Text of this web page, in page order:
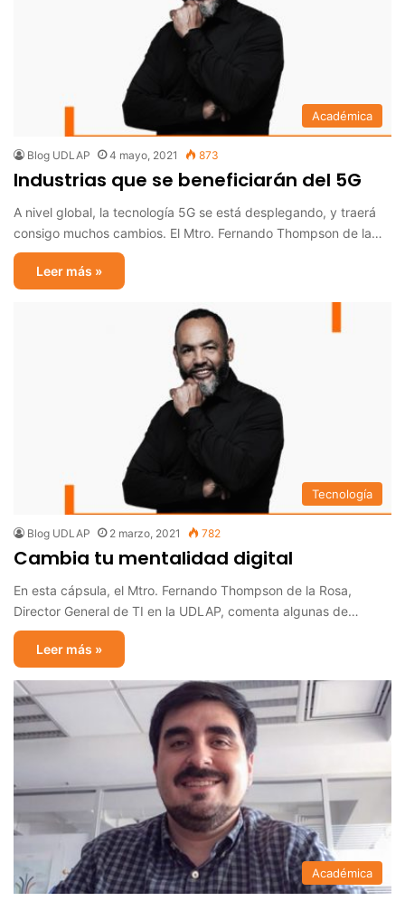
Académica
Blog UDLAP 4 mayo, 2021 873
Industrias que se beneficiarán del 5G
A nivel global, la tecnología 5G se está desplegando, y traerá
consigo muchos cambios. El Mtro. Fernando Thompson de la…
Leer más »
Tecnología
Blog UDLAP 2 marzo, 2021 782
Cambia tu mentalidad digital
En esta cápsula, el Mtro. Fernando Thompson de la Rosa,
Director General de TI en la UDLAP, comenta algunas de…
Leer más »
Académica